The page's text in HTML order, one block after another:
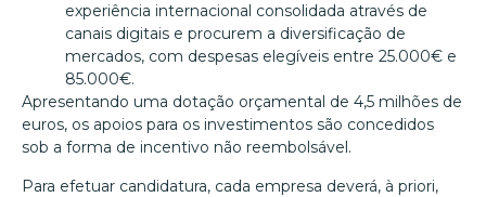
experiência internacional consolidada através de
canais digitais e procurem a diversificação de
mercados, com despesas elegíveis entre 25.000€ e
85.000€.
Apresentando uma dotação orçamental de 4,5 milhões de
euros, os apoios para os investimentos são concedidos
sob a forma de incentivo não reembolsável.
Para efetuar candidatura, cada empresa deverá, à priori,